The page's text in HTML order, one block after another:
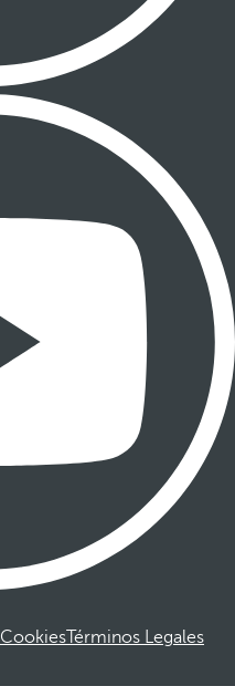
CookiesTérminos Legales